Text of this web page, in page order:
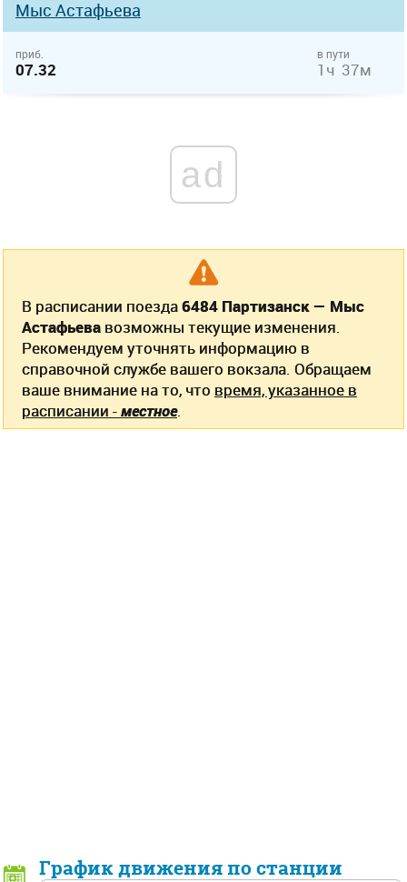
Мыс Астафьева
приб.
07.32
в пути
1ч 37м
ad
В расписании поезда6484 Партизанск — Мыс
Астафьева возможны текущие изменения.
Рекомендуем уточнять информацию в
справочной службе вашего вокзала. Обращаем
ваше внимание на то, что время, указанное в
расписании -местное.
График движения по станции